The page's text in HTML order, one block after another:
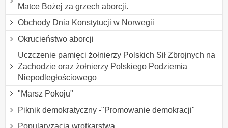
Matce Bożej za grzech aborcji.
Obchody Dnia Konstytucji w Norwegii
Okrucieństwo aborcji
Uczczenie pamięci żołnierzy Polskich Sił Zbrojnych na
Zachodzie oraz żołnierzy Polskiego Podziemia
Niepodległościowego
"Marsz Pokoju"
Piknik demokratyczny -"Promowanie demokracji"
Popularyzacja wrotkarstwa